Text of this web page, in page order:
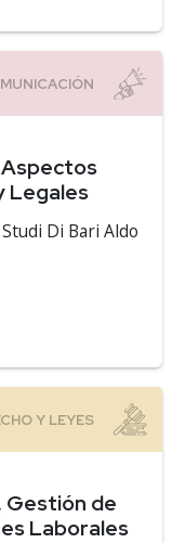
Aspectos
Legales
Di Bari Aldo
Gestión de
Laborales